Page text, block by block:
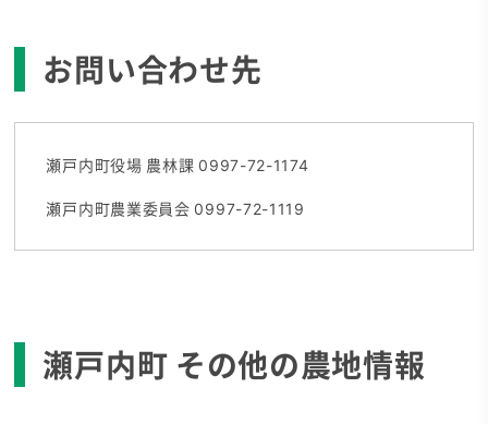
お問い合わせ先
瀬戸内町役場 農林課 0997-72-1174
瀬戸内町農業委員会 0997-72-1119
瀬戸内町 その他の農地情報